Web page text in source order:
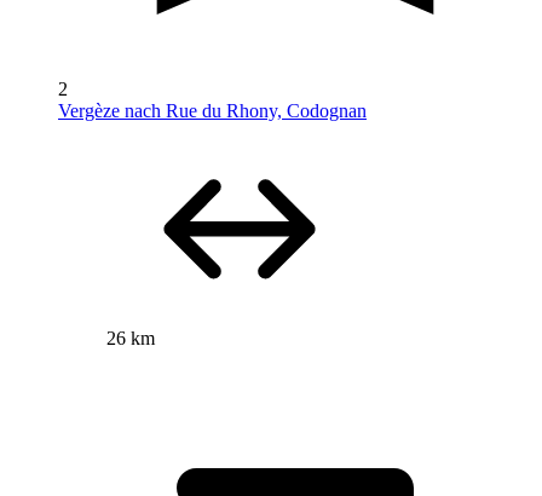
2
Vergèze nach Rue du Rhony, Codognan
26 km